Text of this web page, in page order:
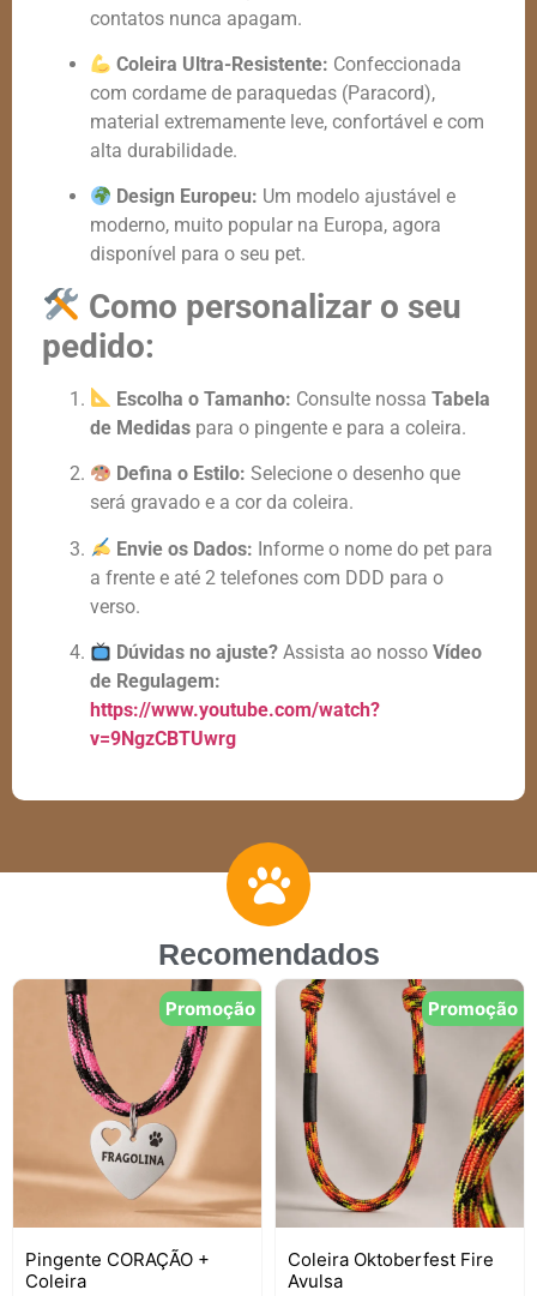
contatos nunca apagam.
Coleira Ultra-Resistente: Confeccionada
com cordame de paraquedas (Paracord),
material extremamente leve, confortável e com
alta durabilidade.
Design Europeu: Um modelo ajustável e
moderno, muito popular na Europa, agora
disponível para o seu pet.
Como personalizar o seu
pedido:
Escolha o Tamanho: Consulte nossaTabela
de Medidas para o pingente e para a coleira.
Defina o Estilo: Selecione o desenho que
será gravado e a cor da coleira.
Envie os Dados: Informe o nome do pet para
a frente e até 2 telefones com DDD para o
verso.
Dúvidas no ajuste? Assista ao nossoVídeo
de Regulagem:
https://www.youtube.com/watch?
v=9NgzCBTUwrg
Recomendados
Promoção
Pingente CORAÇÃO +
Coleira
Promoção
Coleira Oktoberfest Fire
Avulsa